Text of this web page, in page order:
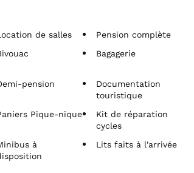
de salles
Pension complète
Bagagerie
pension
Documentation
touristique
Pique-nique
Kit de réparation
cycles
à
Lits faits à l'arrivée